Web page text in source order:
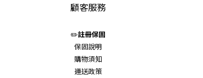
顧客服務
✏️註冊保固
保固說明
購物須知
運送政策